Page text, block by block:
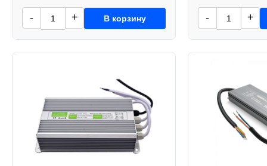
- + В корзину - +